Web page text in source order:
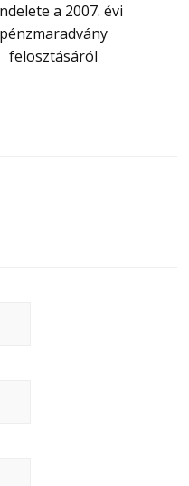
a 2007. évi
pénzmaradvány
felosztásáról